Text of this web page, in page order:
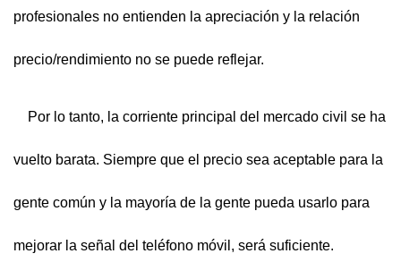
profesionales no entienden la apreciación y la relación
precio/rendimiento no se puede reflejar.
Por lo tanto, la corriente principal del mercado civil se ha
vuelto barata. Siempre que el precio sea aceptable para la
gente común y la mayoría de la gente pueda usarlo para
mejorar la señal del teléfono móvil, será suficiente.